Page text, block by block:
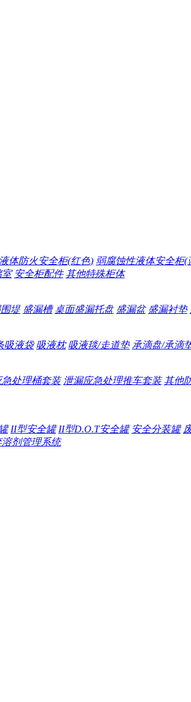
体防火安全柜(红色) 弱腐蚀性液体安全柜(
室 安全柜配件 其他特殊柜体
堤 盛漏槽 桌面盛漏托盘 盛漏盆 盛漏衬垫
吸液袋 吸液枕 吸液毯/走道垫 承滴盘/承滴
急处理桶套装 泄漏应急处理推车套装 其他
II型安全罐 II型D.O.T安全罐 安全分装罐
溶剂管理系统